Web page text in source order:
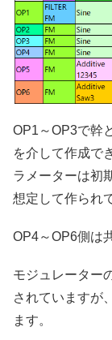
OP1～OP3で幹
を介して作成で
ラメーターは初
想定して作られ
OP4～OP6側は
モジュレーター
されていますが
ます。